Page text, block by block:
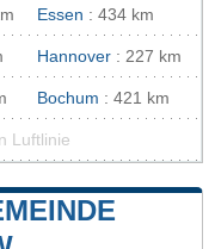
Essen : 434 km
Hannover : 227 km
Bochum : 421 km
Luftlinie